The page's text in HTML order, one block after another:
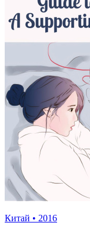
Китай • 2016